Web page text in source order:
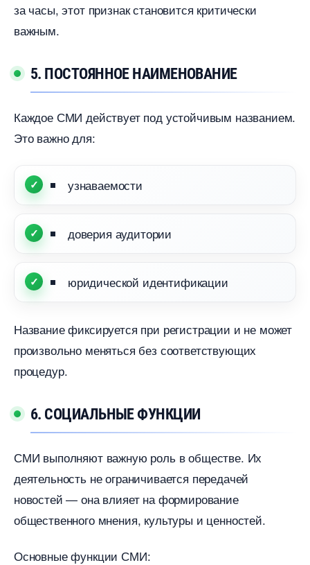
за часы, этот признак становится критически
ажным.
5. ПОСТОЯННОЕ НАИМЕНОВАНИЕ
Каждое СМИ действует под устойчивым названием.
Это важно для:
узнаваемости
доверия аудитории
юридической идентификации
Название фиксируется при регистрации и не может
произвольно меняться без соответствующих
процедур.
6. СОЦИАЛЬНЫЕ ФУНКЦИИ
СМИ выполняют важную роль в обществе. Их
деятельность не ограничивается передачей
новостей — она влияет на формирование
общественного мнения, культуры и ценностей.
Основные функции СМИ: